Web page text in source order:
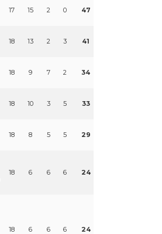
17 15 2 0 47
18 13 2 3 41
18 9 7 2 34
18 10 3 5 33
18 8 5 5 29
18 6 6 6 24
18 6 6 6 24